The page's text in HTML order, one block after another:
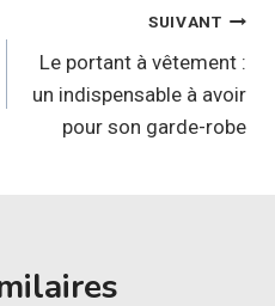
SUIVANT
Le portant à vêtement :
un indispensable à avoir
pour son garde-robe